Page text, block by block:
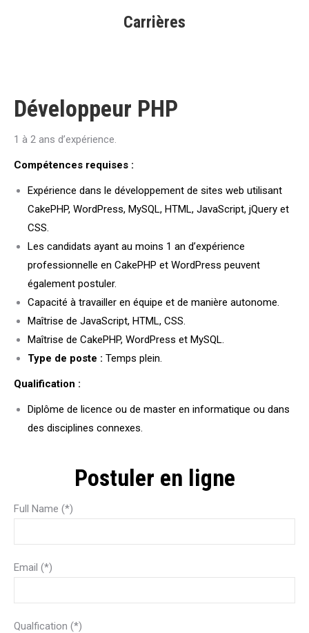
Carrières
Développeur PHP
1 à 2 ans d’expérience.
Compétences requises :
Expérience dans le développement de sites web utilisant
CakePHP, WordPress, MySQL, HTML, JavaScript, jQuery et
CSS.
Les candidats ayant au moins 1 an d’expérience
professionnelle en CakePHP et WordPress peuvent
également postuler.
Capacité à travailler en équipe et de manière autonome.
Maîtrise de JavaScript, HTML, CSS.
Maîtrise de CakePHP, WordPress et MySQL.
Type de poste : Temps plein.
Qualification :
Diplôme de licence ou de master en informatique ou dans
des disciplines connexes.
Postuler en ligne
Full Name (*)
Email (*)
Qualfication (*)